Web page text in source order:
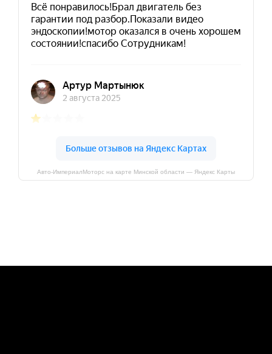
Авто-ИмпериалМоторс на карте Минской области — Яндекс Карты